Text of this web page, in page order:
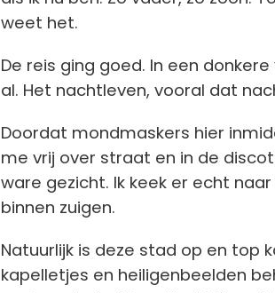
weet het.
De reis ging goed. In een
al. Het nachtleven, vooral dat
Doordat mondmaskers hier
me vrij over straat en in de
ware gezicht. Ik keek er echt
binnen zuigen.
Natuurlijk is deze stad op en top
kapelletjes en heiligenbeelden